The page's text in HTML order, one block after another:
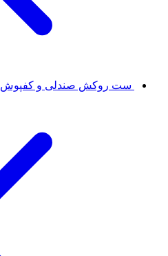
ست روکش صندلی و کفپوش